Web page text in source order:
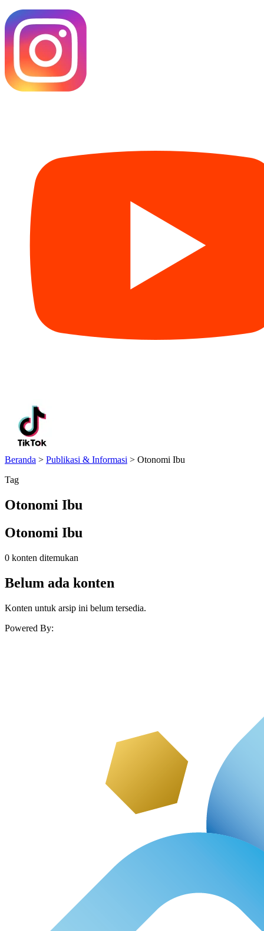
Beranda > Publikasi & Informasi > Otonomi Ibu
Tag
Otonomi Ibu
Otonomi Ibu
0 konten ditemukan
Belum ada konten
Konten untuk arsip ini belum tersedia.
Powered By: